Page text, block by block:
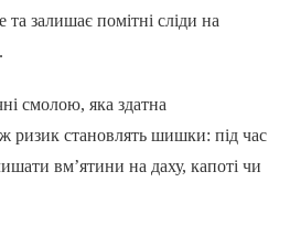
залишає помітні сліди на
смолою, яка здатна
ризик становлять шишки: під час
вм’ятини на даху, капоті чи